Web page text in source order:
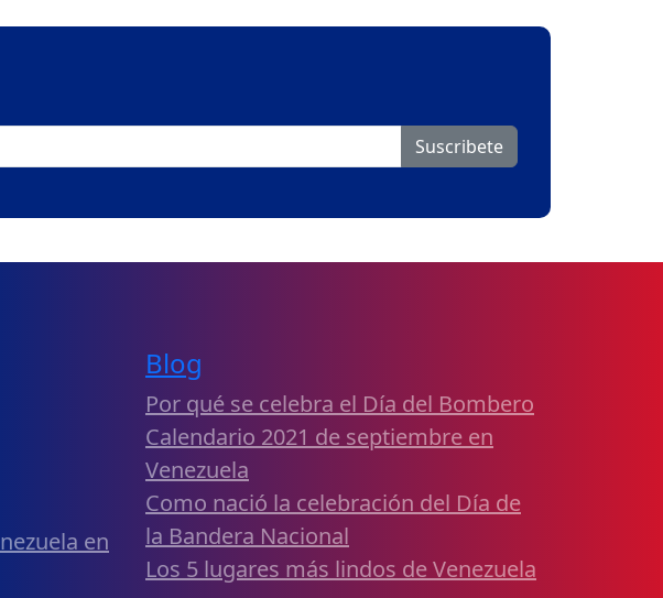
Suscribete
en
Blog
Por qué se celebra el Día del Bombero
Calendario 2021 de septiembre en
Venezuela
Como nació la celebración del Día de
la Bandera Nacional
Los 5 lugares más lindos de Venezuela